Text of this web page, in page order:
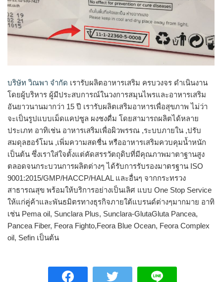
บริษัท วิณพา จำกัด เรารับผลิตอาหารเสริม ครบวงจร ดำเนินงาน
โดยผู้บริหาร ผู้มีประสบการณ์ในวงการสมุนไพรและอาหารเสริม
อันยาวนานมากว่า 15 ปี เรารับผลิตเสริมอาหารเพื่อสุขภาพ ไม่ว่า
จะเป็นรูปแบบเม็ดแคปซูล ผงชงดื่ม โดยสามารถผลิตได้หลาย
ประเภท อาทิเช่น อาหารเสริมเพื่อผิวพรรณ ,ระบบภายใน ,ปรับ
สมดุลฮอร์โมน ,เพิ่มความสดชื่น หรืออาหารเสริมควบคุมน้ำหนัก
เป็นต้น ซึ่งเราใส่ใจตั้งแต่คัดสรรวัตถุดิบที่มีคุณภาพมาตาฐานสูง
ตลอดจนกระบวนการผลิตต่างๆ ได้รับการรับรองมาตรฐาน ISO
9001:2015/GMP/HACCP/HALAL และอื่นๆ จากกระทรวง
สาธารณสุข พร้อมให้บริการอย่างเป็นเลิศ แบบ One Stop Service
ให้แก่คู่ค้าและพันธมิตรทางธุรกิจภายใต้แบรนด์ต่างๆมากมาย อาทิ
เช่น Pema oil, Sunclara Plus, Sunclara-GlutaGluta Pancea,
Pancea Fiber, Feora Fighto,Feora Blue Ocean, Feora Complex
oil, Sefin เป็นต้น